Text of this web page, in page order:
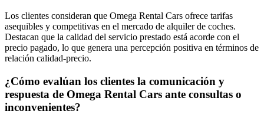
Los clientes consideran que Omega Rental Cars ofrece tarifas
asequibles y competitivas en el mercado de alquiler de coches.
Destacan que la calidad del servicio prestado está acorde con el
precio pagado, lo que genera una percepción positiva en términos de
relación calidad-precio.
¿Cómo evalúan los clientes la comunicación y
respuesta de Omega Rental Cars ante consultas o
inconvenientes?